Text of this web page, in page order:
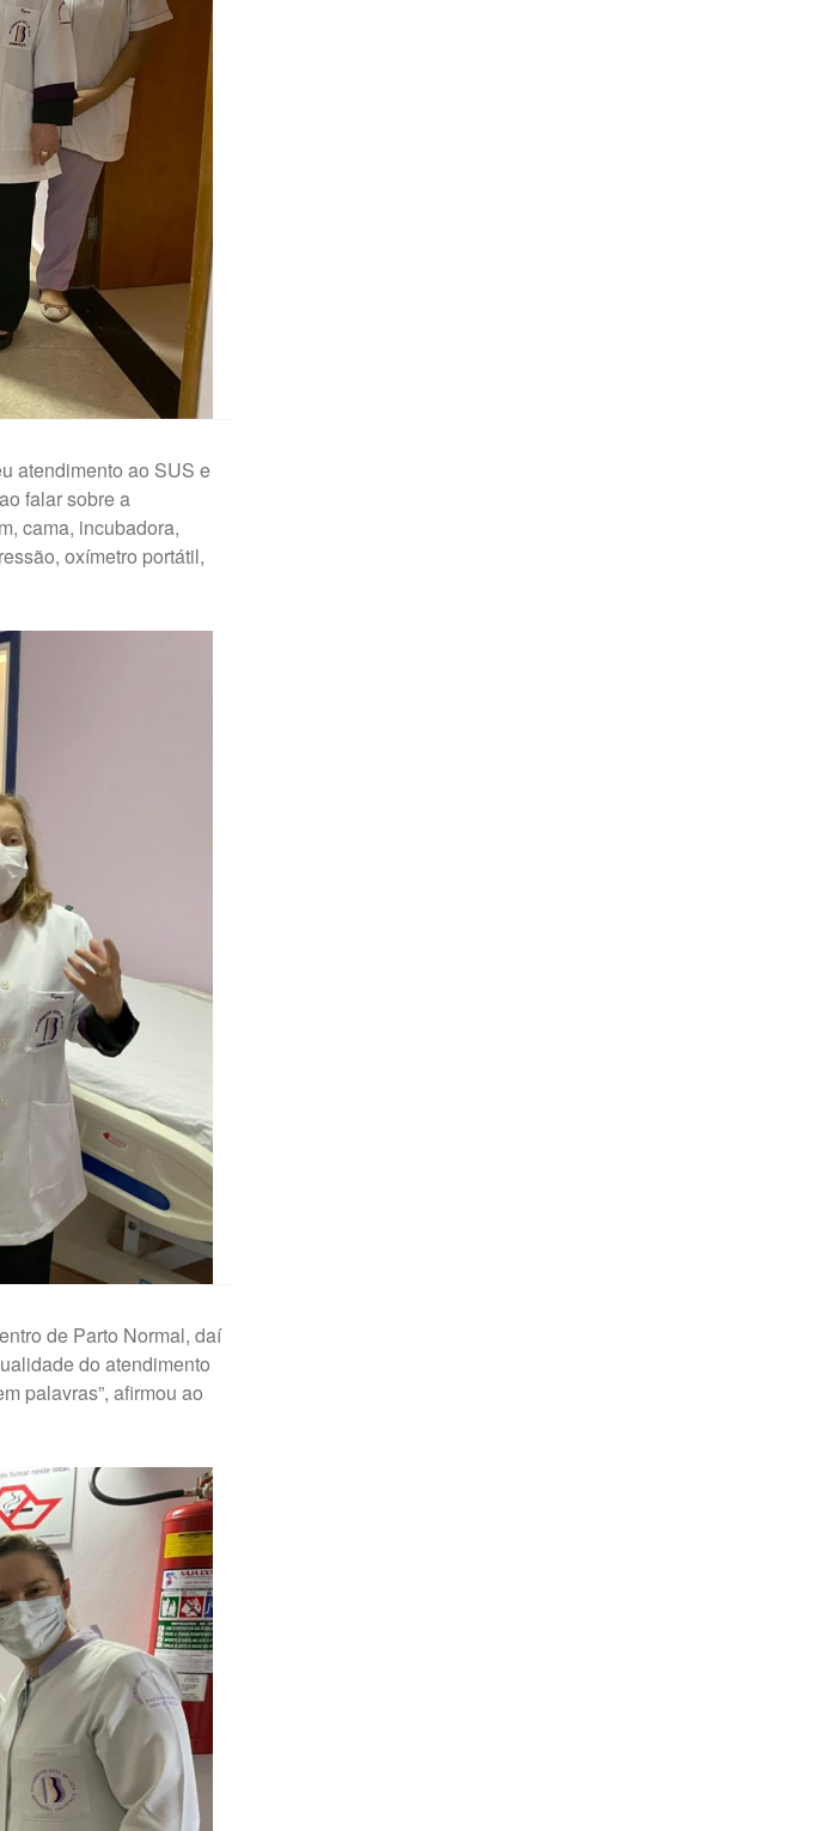
atendimento ao SUS e
falar sobre a
cama, incubadora,
oxímetro portátil,
de Parto Normal, daí
do atendimento
palavras”, afirmou ao